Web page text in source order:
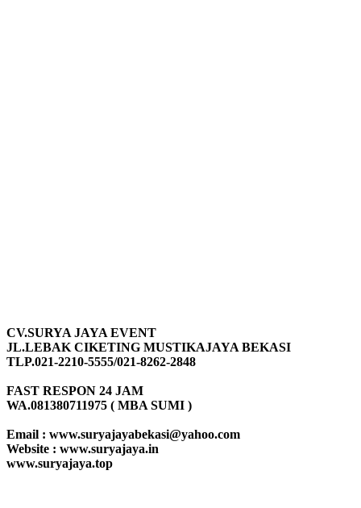
CV.SURYA JAYA EVENT
JL.LEBAK CIKETING MUSTIKAJAYA BEKASI
TLP.021-2210-5555/021-8262-2848
FAST RESPON 24 JAM
WA.081380711975 ( MBA SUMI )
Email : www.suryajayabekasi@yahoo.com
Website : www.suryajaya.in
www.suryajaya.top